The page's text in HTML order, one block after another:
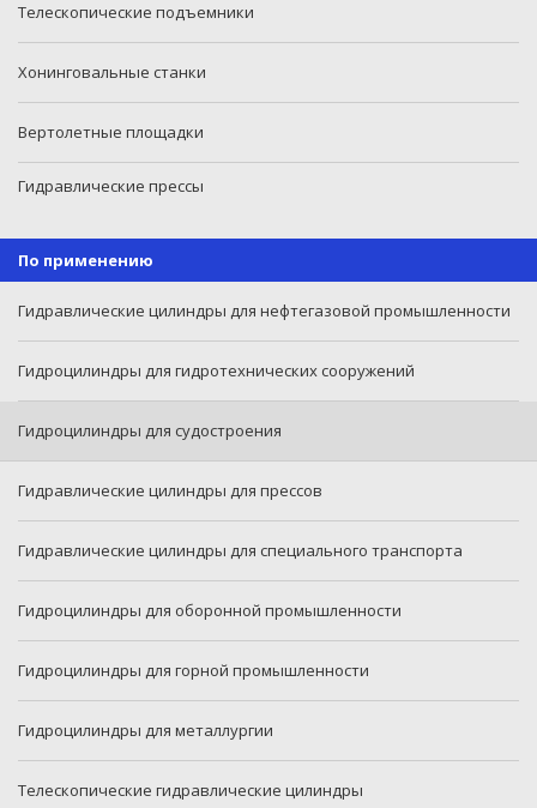
Телескопические подъемники
Хонинговальные станки
Вертолетные площадки
Гидравлические прессы
По применению
Гидравлические цилиндры для нефтегазовой промышленности
Гидроцилиндры для гидротехнических сооружений
Гидроцилиндры для судостроения
Гидравлические цилиндры для прессов
Гидравлические цилиндры для специального транспорта
Гидроцилиндры для оборонной промышленности
Гидроцилиндры для горной промышленности
Гидроцилиндры для металлургии
Телескопические гидравлические цилиндры